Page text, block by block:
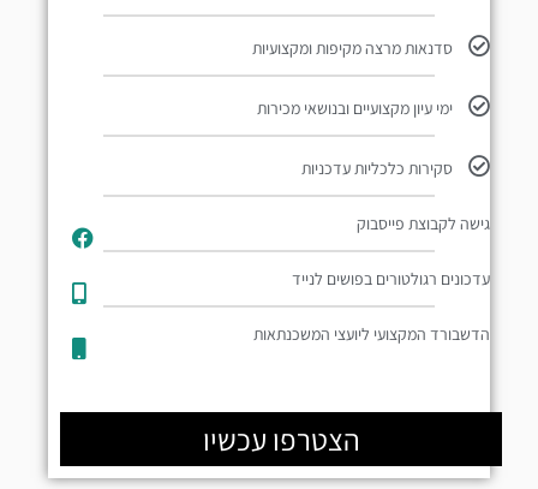
סדנאות מרצה מקיפות ומקצועיות
ימי עיון מקצועיים ובנושאי מכירות
סקירות כלכליות עדכניות
גישה לקבוצת פייסבוק
עדכונים רגולטורים בפושים לנייד​
הדשבורד המקצועי ליועצי המשכנתאות
הצטרפו עכשיו